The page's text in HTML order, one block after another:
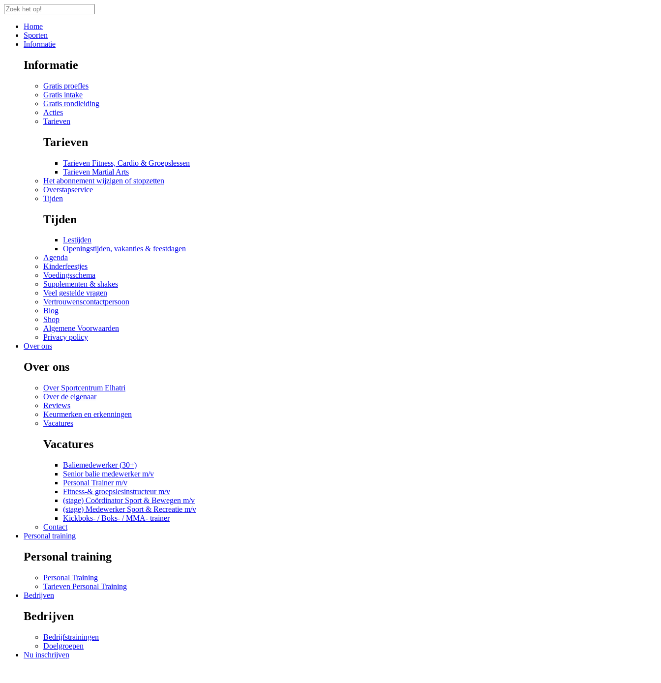
Home
Sporten
Informatie
Informatie
Gratis proefles
Gratis intake
Gratis rondleiding
Acties
Tarieven
Tarieven
Tarieven Fitness, Cardio & Groepslessen
Tarieven Martial Arts
Het abonnement wijzigen of stopzetten
Overstapservice
Tijden
Tijden
Lestijden
Openingstijden, vakanties & feestdagen
Agenda
Kinderfeestjes
Voedingsschema
Supplementen & shakes
Veel gestelde vragen
Vertrouwenscontactpersoon
Blog
Shop
Algemene Voorwaarden
Privacy policy
Over ons
Over ons
Over Sportcentrum Elhatri
Over de eigenaar
Reviews
Keurmerken en erkenningen
Vacatures
Vacatures
Baliemedewerker (30+)
Senior balie medewerker m/v
Personal Trainer m/v
Fitness-& groepslesinstructeur m/v
(stage) Coördinator Sport & Bewegen m/v
(stage) Medewerker Sport & Recreatie m/v
Kickboks- / Boks- / MMA- trainer
Contact
Personal training
Personal training
Personal Training
Tarieven Personal Training
Bedrijven
Bedrijven
Bedrijfstrainingen
Doelgroepen
Nu inschrijven